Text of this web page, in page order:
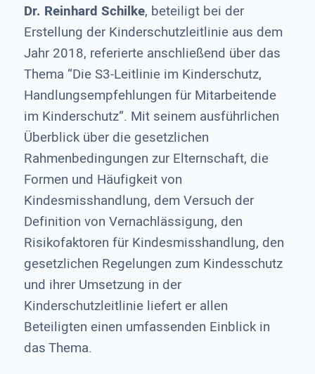
Dr. Reinhard Schilke, beteiligt bei der
Erstellung der Kinderschutzleitlinie aus dem
Jahr 2018, referierte anschließend über das
Thema “Die S3-Leitlinie im Kinderschutz,
Handlungsempfehlungen für Mitarbeitende
im Kinderschutz“. Mit seinem ausführlichen
Überblick über die gesetzlichen
Rahmenbedingungen zur Elternschaft, die
Formen und Häufigkeit von
Kindesmisshandlung, dem Versuch der
Definition von Vernachlässigung, den
Risikofaktoren für Kindesmisshandlung, den
gesetzlichen Regelungen zum Kindesschutz
und ihrer Umsetzung in der
Kinderschutzleitlinie liefert er allen
Beteiligten einen umfassenden Einblick in
das Thema.